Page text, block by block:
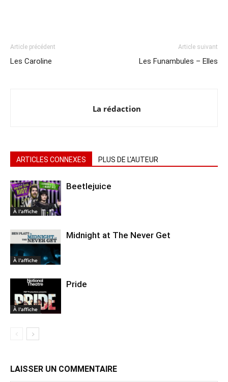
Article précédent
Les Caroline
Article suivant
Les Funambules – Elles
La rédaction
ARTICLES CONNEXES PLUS DE L'AUTEUR
À l'affiche
Beetlejuice
À l'affiche
Midnight at The Never Get
À l'affiche
Pride
LAISSER UN COMMENTAIRE